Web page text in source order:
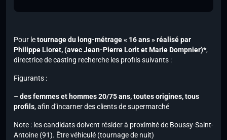
Pour letournage du long-métrage « 16 ans » réalisé par
Philippe Lioret,(avec Jean-Pierre Lorit et Marie Dompnier)*,
directrice de casting recherche les profils suivants :
Figurants :
– des femmes et hommes 20/75 ans, toutes origines, tous
profils, afin d’incarner des clients de supermarché
Note : les candidats doivent résider à proximité de Boussy-Saint-
Antoine (91). Être véhiculé (tournage de nuit)